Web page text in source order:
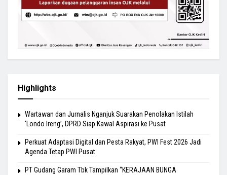
Highlights
Wartawan dan Jurnalis Nganjuk Suarakan Penolakan Istilah
‘Londo Ireng’, DPRD Siap Kawal Aspirasi ke Pusat
Perkuat Adaptasi Digital dan Pesta Rakyat, PWI Fest 2026 Jadi
Agenda Tetap PWI Pusat
PT Gudang Garam Tbk Tampilkan “KERAJAAN BUNGA